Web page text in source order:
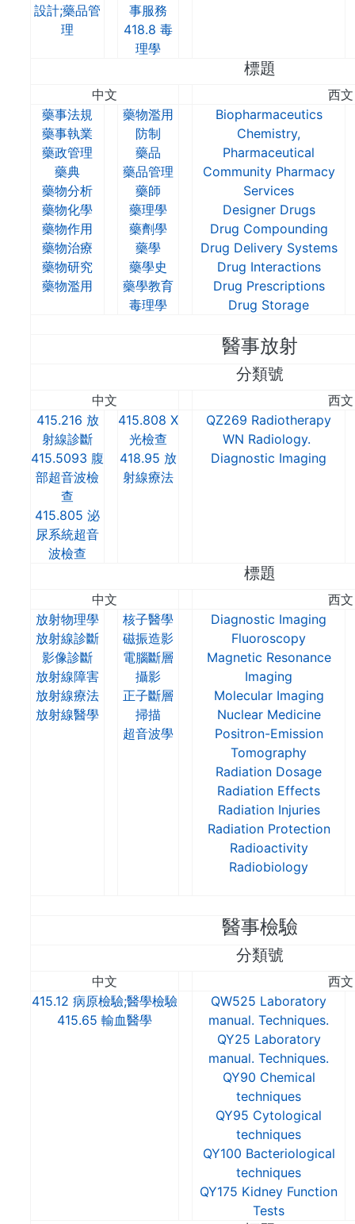
設計;藥品管
理
事服務
418.8 毒
理學
標題
中文
西文
藥事法規
藥事執業
藥政管理
藥典
藥物分析
藥物化學
藥物作用
藥物治療
藥物研究
藥物濫用
藥物濫用
防制
藥品
藥品管理
藥師
藥理學
藥劑學
藥學
藥學史
藥學教育
毒理學
Biopharmaceutics
Chemistry,
Pharmaceutical
Community Pharmacy
Services
Designer Drugs
Drug Compounding
Drug Delivery Systems
Drug Interactions
Drug Prescriptions
Drug Storage
醫事放射
分類號
中文
西文
415.216 放
射線診斷
415.5093 腹
部超音波檢
查
415.805 泌
尿系統超音
波檢查
415.808 X
光檢查
418.95 放
射線療法
QZ269 Radiotherapy
WN Radiology.
Diagnostic Imaging
標題
中文
西文
放射物理學
放射線診斷
影像診斷
放射線障害
放射線療法
放射線醫學
核子醫學
磁振造影
電腦斷層
攝影
正子斷層
掃描
超音波學
Diagnostic Imaging
Fluoroscopy
Magnetic Resonance
Imaging
Molecular Imaging
Nuclear Medicine
Positron-Emission
Tomography
Radiation Dosage
Radiation Effects
Radiation Injuries
Radiation Protection
Radioactivity
Radiobiology
醫事檢驗
分類號
中文
西文
415.12 病原檢驗;醫學檢驗
415.65 輸血醫學
QW525 Laboratory
manual. Techniques.
QY25 Laboratory
manual. Techniques.
QY90 Chemical
techniques
QY95 Cytological
techniques
QY100 Bacteriological
techniques
QY175 Kidney Function
Tests